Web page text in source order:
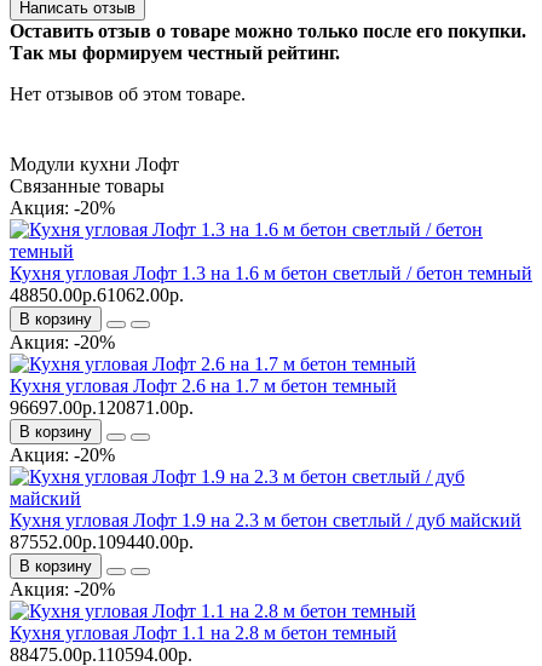
Написать отзыв
Оставить отзыв о товаре можно только после его покупки.
Так мы формируем честный рейтинг.
Нет отзывов об этом товаре.
Модули кухни Лофт
Связанные товары
Акция: -20%
Кухня угловая Лофт 1.3 на 1.6 м бетон светлый / бетон темный
48850.00р.61062.00р.
В корзину
Акция: -20%
Кухня угловая Лофт 2.6 на 1.7 м бетон темный
96697.00р.120871.00р.
В корзину
Акция: -20%
Кухня угловая Лофт 1.9 на 2.3 м бетон светлый / дуб майский
87552.00р.109440.00р.
В корзину
Акция: -20%
Кухня угловая Лофт 1.1 на 2.8 м бетон темный
88475.00р.110594.00р.